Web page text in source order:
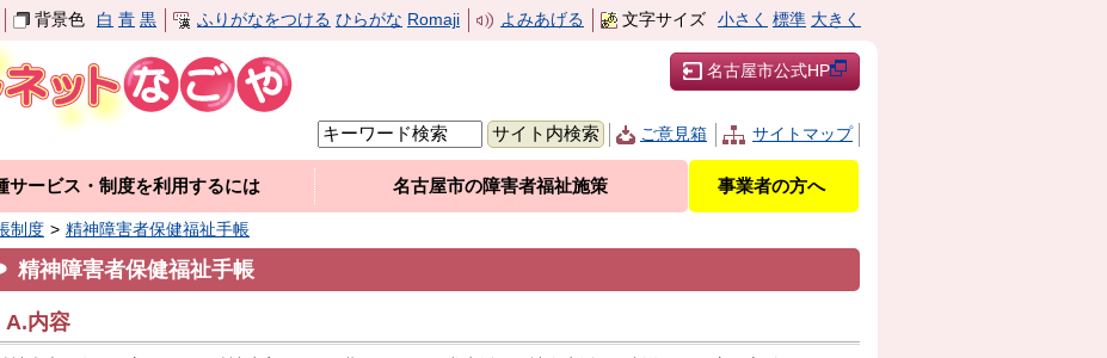
背景色 白 青 黒 ふりがなをつける ひらがな Romaji よみあげる 文字サイズ 小さく 標準 大きく
名古屋市公式HP
ご意見箱 サイトマップ
サービス・制度を利用するには 名古屋市の障害者福祉施策 事業者の方へ
制度 精神障害者保健福祉手帳
精神障害者保健福祉手帳
A.内容